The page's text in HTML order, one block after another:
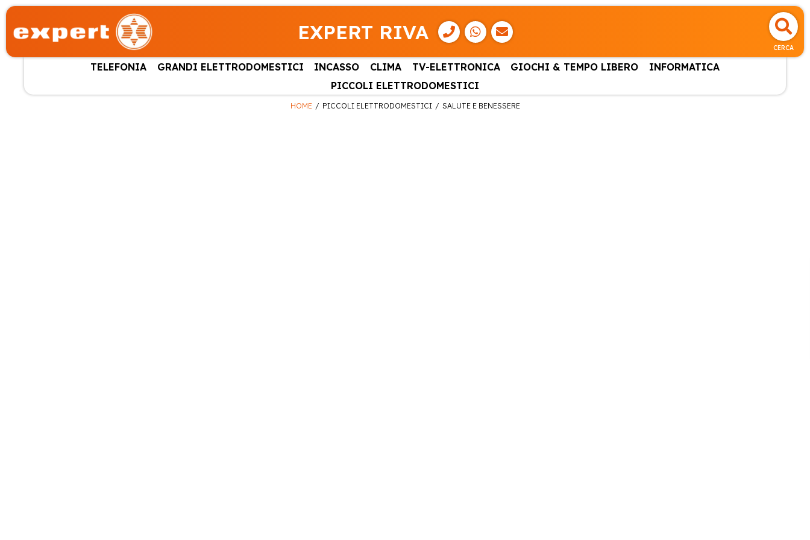
EXPERT RIVA
CERCA
TELEFONIA GRANDI ELETTRODOMESTICI INCASSO CLIMA TV-ELETTRONICA GIOCHI & TEMPO LIBERO
INFORMATICA
PICCOLI ELETTRODOMESTICI
HOME PICCOLI ELETTRODOMESTICI SALUTE E BENESSERE